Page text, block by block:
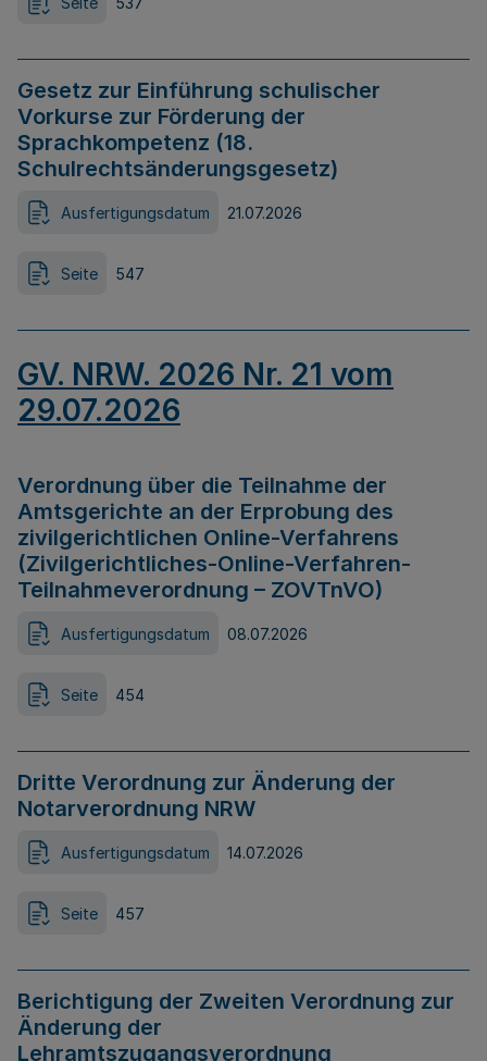
Gesetz zur Einführung schulischer
Vorkurse zur Förderung der
Sprachkompetenz (18.
Schulrechtsänderungsgesetz)
Ausfertigungsdatum 21.07.2026
Seite 547
GV. NRW. 2026 Nr. 21 vom
29.07.2026
Verordnung über die Teilnahme der
Amtsgerichte an der Erprobung des
zivilgerichtlichen Online-Verfahrens
(Zivilgerichtliches-Online-Verfahren-
Teilnahmeverordnung – ZOVTnVO)
Ausfertigungsdatum 08.07.2026
Seite 454
Dritte Verordnung zur Änderung der
Notarverordnung NRW
Ausfertigungsdatum 14.07.2026
Seite 457
Berichtigung der Zweiten Verordnung zur
Änderung der
Lehramtszugangsverordnung